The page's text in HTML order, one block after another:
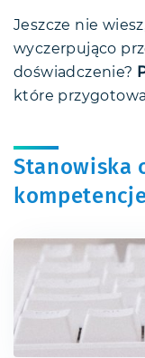
Jeszcze nie
wyczerpująco
doświadczenie?
które
Stanowiska